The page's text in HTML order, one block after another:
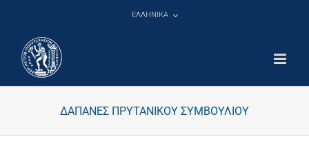
ΕΛΛΗΝΙΚΑ
ΔΑΠΑΝΕΣ ΠΡΥΤΑΝΙΚΟΥ ΣΥΜΒΟΥΛΙΟΥ